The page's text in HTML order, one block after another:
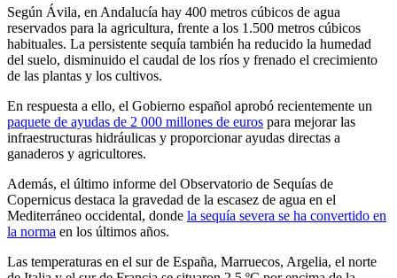
Según Ávila, en Andalucía hay 400 metros cúbicos de agua
reservados para la agricultura, frente a los 1.500 metros cúbicos
habituales. La persistente sequía también ha reducido la humedad
del suelo, disminuido el caudal de los ríos y frenado el crecimiento
de las plantas y los cultivos.
En respuesta a ello, el Gobierno español aprobó recientemente un
paquete de ayudas de 2 000 millones de euros para mejorar las
infraestructuras hidráulicas y proporcionar ayudas directas a
ganaderos y agricultores.
Además, el último informe del Observatorio de Sequías de
Copernicus destaca la gravedad de la escasez de agua en el
Mediterráneo occidental, donde la sequía severa se ha convertido en
la norma en los últimos años.
Las temperaturas en el sur de España, Marruecos, Argelia, el norte